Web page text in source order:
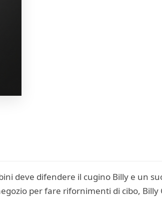
deve difendere il cugino Billy e un
per fare rifornimenti di cibo, Billy